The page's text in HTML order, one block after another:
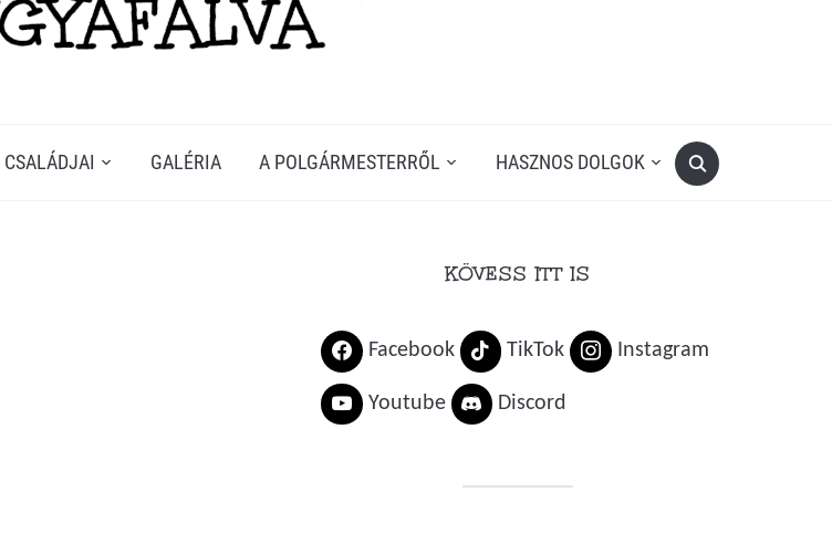
CSALÁDJAI GALÉRIA A POLGÁRMESTERRŐL HASZNOS DOLGOK
KÖVESS ITT IS
Facebook TikTok Instagram
Youtube Discord